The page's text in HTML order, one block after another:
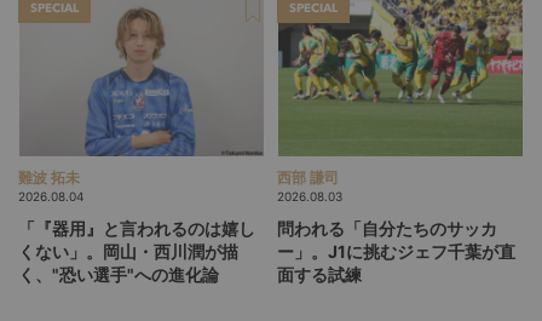
SPECIAL
難波 拓未
2026.08.04
「『器用』と言われるのは嬉し
くない」。岡山・西川潤が描
く、"恐い選手"への進化論
SPECIAL
西部 謙司
2026.08.03
問われる「自分たちのサッカ
ー」。J1に挑むジェフ千葉が直
面する試練